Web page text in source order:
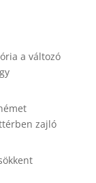
a változó
zajló